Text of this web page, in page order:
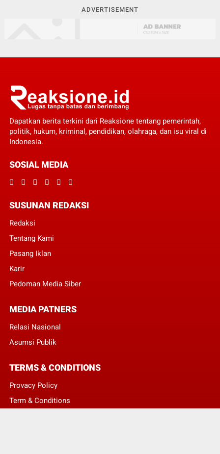
ADVERTISEMENT
Dapatkan berita terkini dari Reaksione tentang pemerintah,
politik, hukum, kriminal, pendidikan, olahraga, dan isu viral di
Indonesia.
SOSIAL MEDIA
SUSUNAN REDAKSI
Redaksi
Tentang Kami
Pasang Iklan
Karir
Pedoman Media Siber
MEDIA PATNERS
Relasi Nasional
Asumsi Publik
TERMS & CONDITIONS
Provacy Policy
Term & Conditions